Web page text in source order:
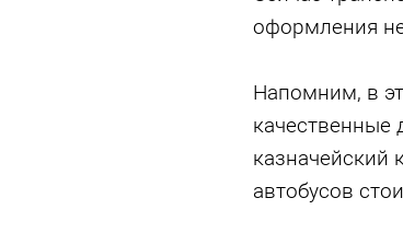
оформления
Напомним, в
качественные
казначейский
автобусов